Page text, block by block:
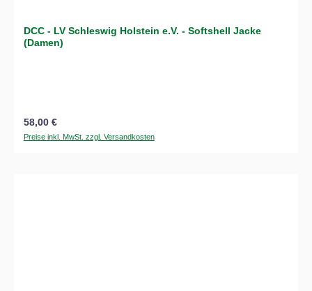
DCC - LV Schleswig Holstein e.V. - Softshell Jacke
(Damen)
Regulärer Preis:
58,00 €
Preise inkl. MwSt. zzgl. Versandkosten